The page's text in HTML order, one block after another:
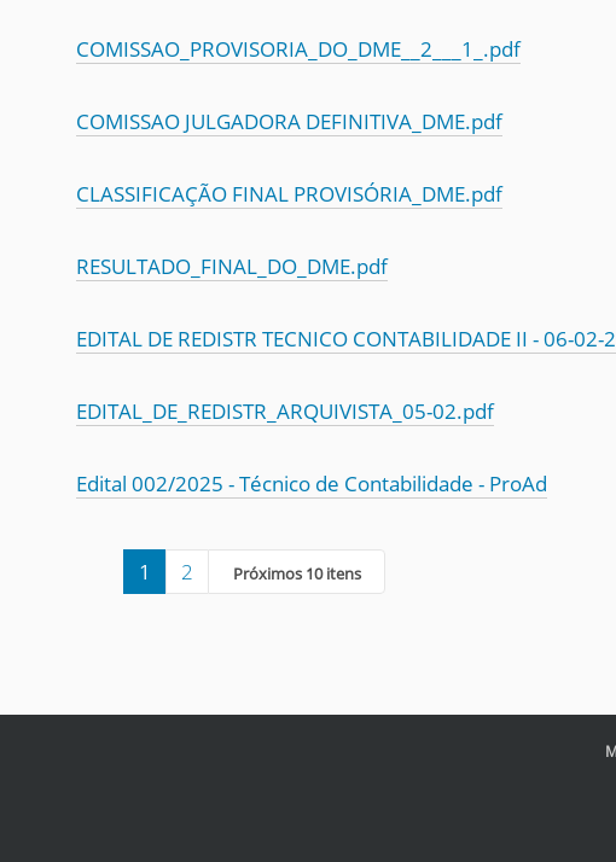
COMISSAO_PROVISORIA_DO_DME__2___1_.pdf
COMISSAO JULGADORA DEFINITIVA_DME.pdf
CLASSIFICAÇÃO FINAL PROVISÓRIA_DME.pdf
RESULTADO_FINAL_DO_DME.pdf
EDITAL DE REDISTR TECNICO CONTABILIDADE II - 06-
EDITAL_DE_REDISTR_ARQUIVISTA_05-02.pdf
Edital 002/2025 - Técnico de Contabilidade - ProAd
1 2 Próximos 10 itens